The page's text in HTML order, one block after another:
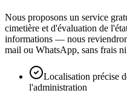
Nous proposons un service
cimetière et d'évaluation de
informations — nous
mail ou WhatsApp, sans frais
Localisation précise
l'administration